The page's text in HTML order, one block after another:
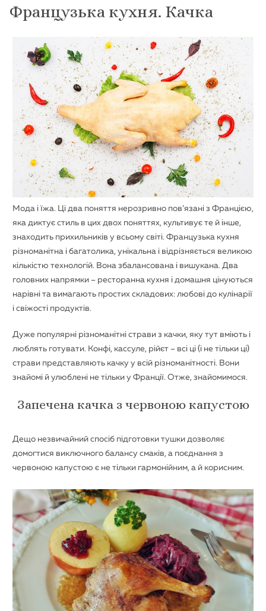
Французька кухня. Качка
Мода і їжа. Ці два поняття нерозривно пов’язані з Францією,
яка диктує стиль в цих двох поняттях, культивує те й інше,
знаходить прихильників у всьому світі. Французька кухня
різноманітна і багатолика, унікальна і відрізняється великою
кількістю технологій. Вона збалансована і вишукана. Два
головних напрямки – ресторанна кухня і домашня цінуються
нарівні та вимагають простих складових: любові до кулінарії
і свіжості продуктів.
Дуже популярні різноманітні страви з качки, яку тут вміють і
люблять готувати. Конфі, кассуле, рійєт – всі ці (і не тільки ці)
страви представляють качку у всій різноманітності. Вони
знайомі й улюблені не тільки у Франції. Отже, знайомимося.
Запечена качка з червоною капустою
Дещо незвичайний спосіб підготовки тушки дозволяє
домогтися виключного балансу смаків, а поєднання з
червоною капустою є не тільки гармонійним, а й корисним.